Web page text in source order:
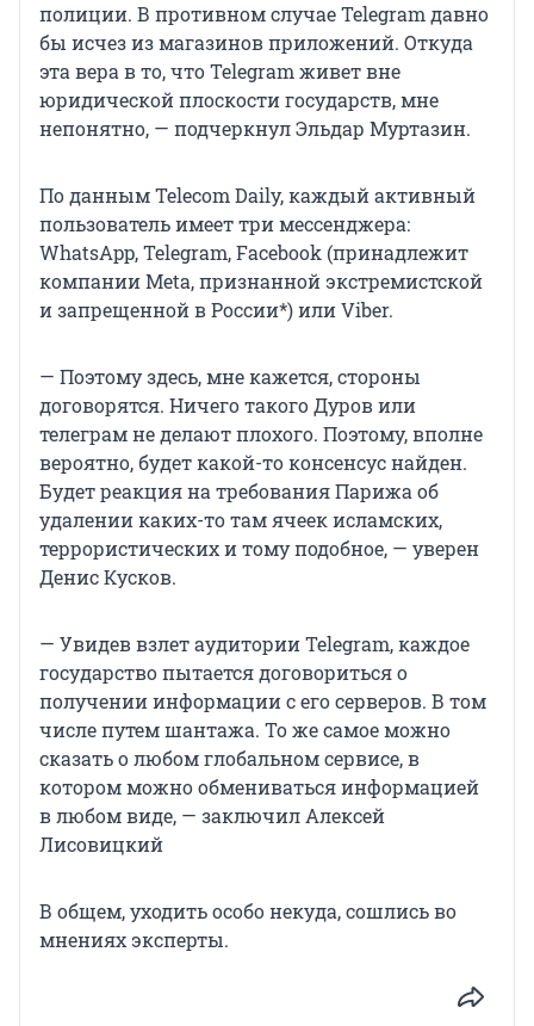
полиции. В противном случае Telegram давно
бы исчез из магазинов приложений. Откуда
эта вера в то, что Telegram живет вне
юридической плоскости государств, мне
непонятно, — подчеркнул Эльдар Муртазин.
По данным Telecom Daily, каждый активный
пользователь имеет три мессенджера:
WhatsApp, Telegram, Facebook (принадлежит
компании Meta, признанной экстремистской
и запрещенной в России*) или Viber.
— Поэтому здесь, мне кажется, стороны
договорятся. Ничего такого Дуров или
телеграм не делают плохого. Поэтому, вполне
вероятно, будет какой-то консенсус найден.
Будет реакция на требования Парижа об
удалении каких-то там ячеек исламских,
террористических и тому подобное, — уверен
Денис Кусков.
— Увидев взлет аудитории Telegram, каждое
государство пытается договориться о
получении информации с его серверов. В том
числе путем шантажа. То же самое можно
сказать о любом глобальном сервисе, в
котором можно обмениваться информацией
в любом виде, — заключил Алексей
Лисовицкий
В общем, уходить особо некуда, сошлись во
мнениях эксперты.